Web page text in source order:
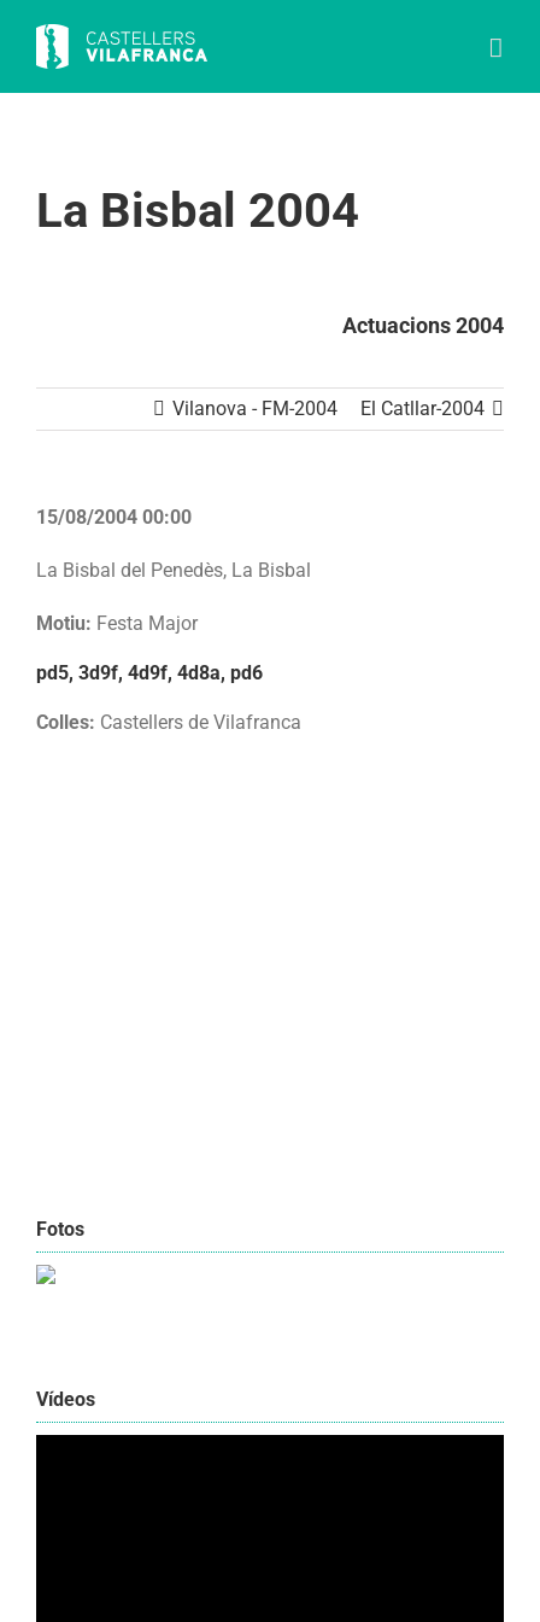
content
La Bisbal 2004
Actuacions 2004
Vilanova - FM-2004 El Catllar-2004
15/08/2004 00:00
La Bisbal del Penedès, La Bisbal
Motiu: Festa Major
pd5, 3d9f, 4d9f, 4d8a, pd6
Colles: Castellers de Vilafranca
Fotos
Vídeos